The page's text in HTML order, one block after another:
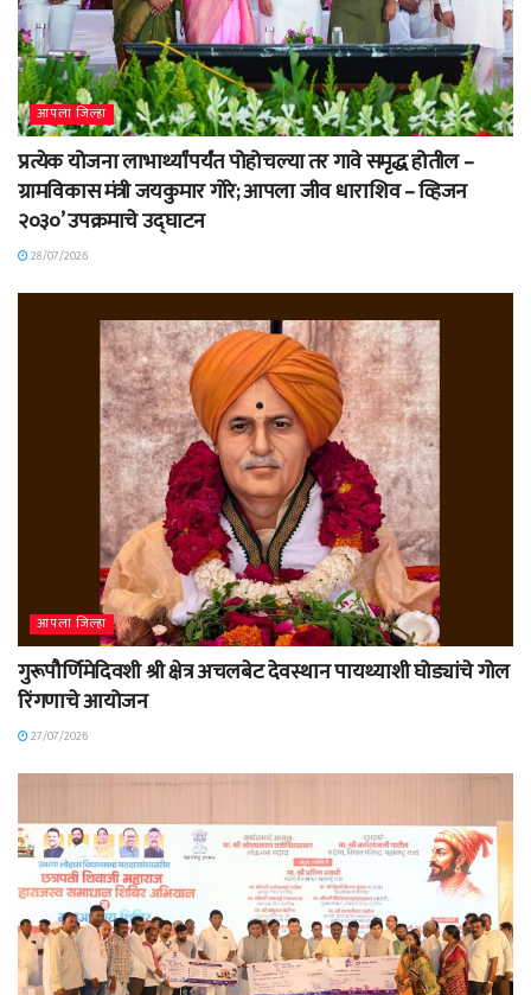
आपला जिल्हा
प्रत्येक योजना लाभार्थ्यांपर्यंत पोहोचल्या तर गावे समृद्ध होतील –
ग्रामविकास मंत्री जयकुमार गोरे; आपला जीव धाराशिव – व्हिजन
२०३०’ उपक्रमाचे उद्घाटन
28/07/2026
आपला जिल्हा
गुरूपौर्णिमेदिवशी श्री क्षेत्र अचलबेट देवस्थान पायथ्याशी घोड्यांचे गोल
रिंगणाचे आयोजन
27/07/2026